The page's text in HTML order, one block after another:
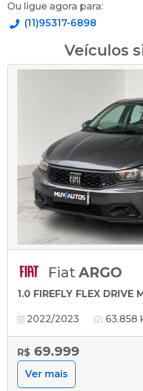
Ou ligue agora para:
(11)95317-6898
Veículos
Fiat ARGO
1.0 FIREFLY FLEX DRIVE
2022/2023 63.858
R$ 69.999
Ver mais